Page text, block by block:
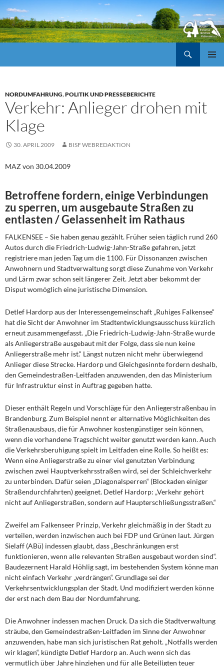
NORDUMFAHRUNG,POLITIK UND PRESSEBERICHTE
Verkehr: Anlieger drohen mit
Klage
30. APRIL 2009 BISF WEBREDAKTION
MAZ von 30.04.2009
Betroffene fordern, einige Verbindungen
zu sperren, um ausgebaute Straßen zu
entlasten / Gelassenheit im Rathaus
FALKENSEE – Sie haben genau gezählt. Früher seien täglich rund 260
Autos durch die Friedrich-Ludwig-Jahn-Straße gefahren, jetzt
registriere man jeden Tag um die 1100. Für Dissonanzen zwischen
Anwohnern und Stadtverwaltung sorgt diese Zunahme von Verkehr
und Lärm zwar schon seit längerer Zeit. Jetzt aber bekommt der
Disput womöglich eine juristische Dimension.
Detlef Hardorp aus der Interessengemeinschaft „Ruhiges Falkensee“
hat die Sicht der Anwohner im Stadtentwicklungsausschuss kürzlich
erneut zusammengefasst. „Die Friedrich-Ludwig-Jahn-Straße wurde
als Anliegerstraße ausgebaut mit der Folge, dass sie nun keine
Anliegerstraße mehr ist.“ Längst nutzen nicht mehr überwiegend
Anlieger diese Strecke. Hardorp und Gleichgesinnte fordern deshalb,
den Gemeindestraßen-Leitfaden anzuwenden, den das Ministerium
für Infrastruktur einst in Auftrag gegeben hatte.
Dieser enthält Regeln und Vorschläge für den Anliegerstraßenbau in
Brandenburg. Zum Beispiel nennt er alternative Möglichkeiten des
Straßenausbaus, die für Anwohner kostengünstiger sein können,
wenn die vorhandene Tragschicht weiter genutzt werden kann. Auch
die Verkehrsberuhigung spielt im Leitfaden eine Rolle. So heißt es:
Wenn eine Anliegerstraße zu einer viel genutzten Verbindung
zwischen zwei Hauptverkehrsstraßen wird, sei der Schleichverkehr
zu unterbinden. Dafür seien „Diagonalsperren“ (Blockaden einiger
Straßendurchfahrten) geeignet. Detlef Hardorp: „Verkehr gehört
nicht auf Anliegerstraßen, sondern auf Haupterschließungsstraßen.“
Zweifel am Falkenseer Prinzip, Verkehr gleichmäßig in der Stadt zu
verteilen, werden inzwischen auch bei FDP und Grünen laut. Jürgen
Sielaff (ABü) indessen glaubt, dass „Beschränkungen erst
funktionieren, wenn alle relevanten Straßen ausgebaut worden sind“.
Baudezernent Harald Höhlig sagt, im bestehenden System könne man
nicht einfach Verkehr „verdrängen“. Grundlage sei der
Verkehrsentwicklungsplan der Stadt. Und modifiziert werden könne
der erst nach dem Bau der Nordumfahrung.
Die Anwohner indessen machen Druck. Da sich die Stadtverwaltung
sträube, den Gemeindestraßen-Leitfaden im Sinne der Anwohner
anzuwenden, habe man sich juristischen Rat geholt. „Notfalls werden
wir klagen“, kündigte Detlef Hardorp an. Auch wenn sich das
vermutlich über Jahre hinziehen und für alle Beteiligten teuer